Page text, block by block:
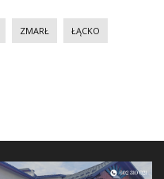
ZMARŁ ŁĄCKO